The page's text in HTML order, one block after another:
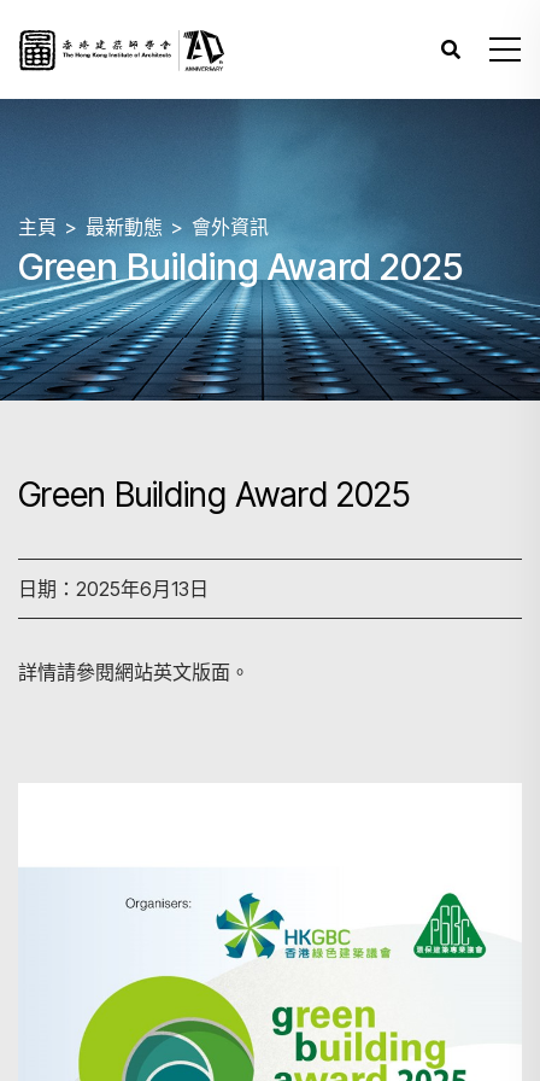
搜尋
主頁 最新動態 會外資訊
Green Building Award 2025
Green Building Award 2025
日期：2025年6月13日
詳情請參閱網站英文版面。